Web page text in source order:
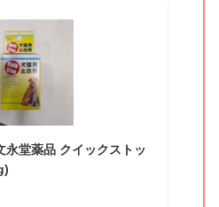
永堂薬品 クイックストッ